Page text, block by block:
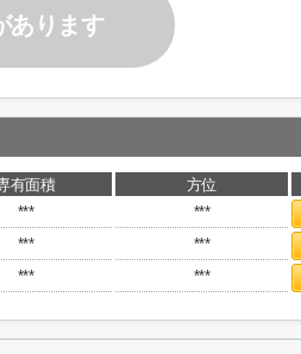
あります
有面積 方位
*** ***
*** ***
*** ***